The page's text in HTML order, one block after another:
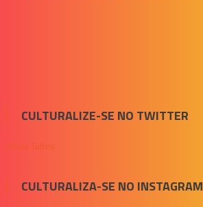
CULTURALIZE-SE NO TWITTER
Meus Tuítes
CULTURALIZA-SE NO INSTAGRAM